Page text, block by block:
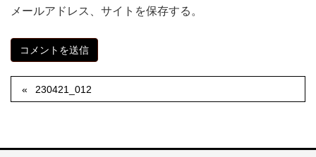
メールアドレス、サイトを保存する。
230421_012